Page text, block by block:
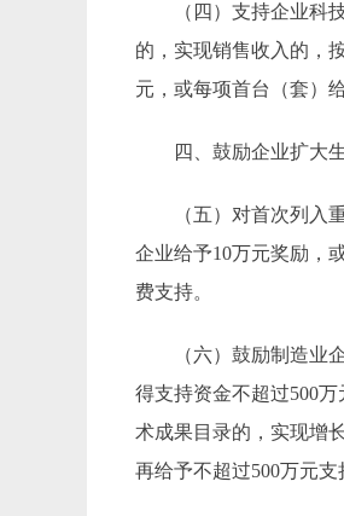
（四）支持企业科
的，实现销售收入的，
元，或每项首台（套）
四、鼓励企业扩大
（五） 对首次列入
企业给予10万元奖励，
费支持。
（六）鼓励制造业
得支持资金不超过500
术成果目录的，实现增
再给予不超过500万元支